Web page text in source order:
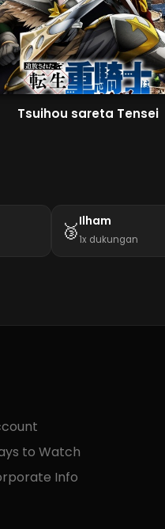
Tsuihou sareta Tensei
🥉Ilham
1x dukungan
to Watch
Info